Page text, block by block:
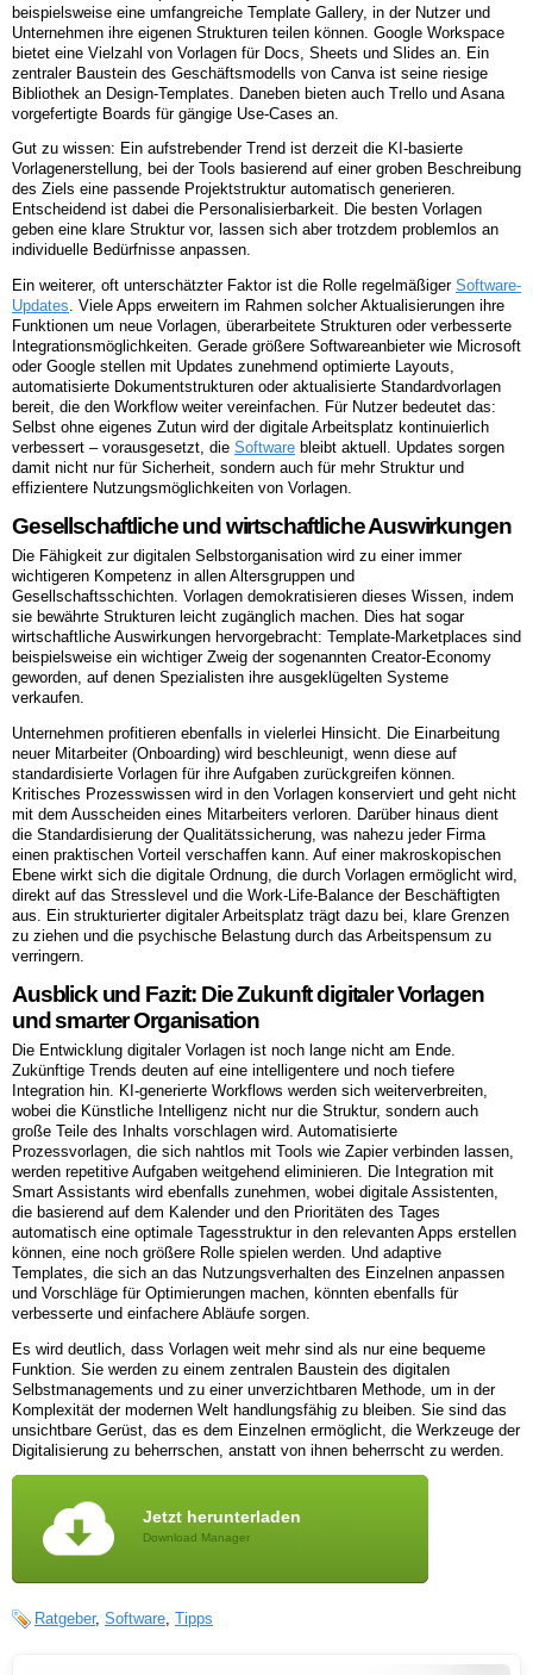
beispielsweise eine umfangreiche Template Gallery, in der Nutzer und
Unternehmen ihre eigenen Strukturen teilen können. Google Workspace
bietet eine Vielzahl von Vorlagen für Docs, Sheets und Slides an. Ein
zentraler Baustein des Geschäftsmodells von Canva ist seine riesige
Bibliothek an Design-Templates. Daneben bieten auch Trello und Asana
vorgefertigte Boards für gängige Use-Cases an.
Gut zu wissen: Ein aufstrebender Trend ist derzeit die KI-basierte
Vorlagenerstellung, bei der Tools basierend auf einer groben Beschreibung
des Ziels eine passende Projektstruktur automatisch generieren.
Entscheidend ist dabei die Personalisierbarkeit. Die besten Vorlagen
geben eine klare Struktur vor, lassen sich aber trotzdem problemlos an
individuelle Bedürfnisse anpassen.
Ein weiterer, oft unterschätzter Faktor ist die Rolle regelmäßiger Software-
Updates. Viele Apps erweitern im Rahmen solcher Aktualisierungen ihre
Funktionen um neue Vorlagen, überarbeitete Strukturen oder verbesserte
Integrationsmöglichkeiten. Gerade größere Softwareanbieter wie Microsoft
oder Google stellen mit Updates zunehmend optimierte Layouts,
automatisierte Dokumentstrukturen oder aktualisierte Standardvorlagen
bereit, die den Workflow weiter vereinfachen. Für Nutzer bedeutet das:
Selbst ohne eigenes Zutun wird der digitale Arbeitsplatz kontinuierlich
verbessert – vorausgesetzt, die Software bleibt aktuell. Updates sorgen
damit nicht nur für Sicherheit, sondern auch für mehr Struktur und
effizientere Nutzungsmöglichkeiten von Vorlagen.
Gesellschaftliche und wirtschaftliche Auswirkungen
Die Fähigkeit zur digitalen Selbstorganisation wird zu einer immer
wichtigeren Kompetenz in allen Altersgruppen und
Gesellschaftsschichten. Vorlagen demokratisieren dieses Wissen, indem
sie bewährte Strukturen leicht zugänglich machen. Dies hat sogar
wirtschaftliche Auswirkungen hervorgebracht: Template-Marketplaces sind
beispielsweise ein wichtiger Zweig der sogenannten Creator-Economy
geworden, auf denen Spezialisten ihre ausgeklügelten Systeme
verkaufen.
Unternehmen profitieren ebenfalls in vielerlei Hinsicht. Die Einarbeitung
neuer Mitarbeiter (Onboarding) wird beschleunigt, wenn diese auf
standardisierte Vorlagen für ihre Aufgaben zurückgreifen können.
Kritisches Prozesswissen wird in den Vorlagen konserviert und geht nicht
mit dem Ausscheiden eines Mitarbeiters verloren. Darüber hinaus dient
die Standardisierung der Qualitätssicherung, was nahezu jeder Firma
einen praktischen Vorteil verschaffen kann. Auf einer makroskopischen
Ebene wirkt sich die digitale Ordnung, die durch Vorlagen ermöglicht wird,
direkt auf das Stresslevel und die Work-Life-Balance der Beschäftigten
aus. Ein strukturierter digitaler Arbeitsplatz trägt dazu bei, klare Grenzen
zu ziehen und die psychische Belastung durch das Arbeitspensum zu
verringern.
Ausblick und Fazit: Die Zukunft digitaler Vorlagen
und smarter Organisation
Die Entwicklung digitaler Vorlagen ist noch lange nicht am Ende.
Zukünftige Trends deuten auf eine intelligentere und noch tiefere
Integration hin. KI-generierte Workflows werden sich weiterverbreiten,
wobei die Künstliche Intelligenz nicht nur die Struktur, sondern auch
große Teile des Inhalts vorschlagen wird. Automatisierte
Prozessvorlagen, die sich nahtlos mit Tools wie Zapier verbinden lassen,
werden repetitive Aufgaben weitgehend eliminieren. Die Integration mit
Smart Assistants wird ebenfalls zunehmen, wobei digitale Assistenten,
die basierend auf dem Kalender und den Prioritäten des Tages
automatisch eine optimale Tagesstruktur in den relevanten Apps erstellen
können, eine noch größere Rolle spielen werden. Und adaptive
Templates, die sich an das Nutzungsverhalten des Einzelnen anpassen
und Vorschläge für Optimierungen machen, könnten ebenfalls für
verbesserte und einfachere Abläufe sorgen.
Es wird deutlich, dass Vorlagen weit mehr sind als nur eine bequeme
Funktion. Sie werden zu einem zentralen Baustein des digitalen
Selbstmanagements und zu einer unverzichtbaren Methode, um in der
Komplexität der modernen Welt handlungsfähig zu bleiben. Sie sind das
unsichtbare Gerüst, das es dem Einzelnen ermöglicht, die Werkzeuge der
Digitalisierung zu beherrschen, anstatt von ihnen beherrscht zu werden.
Jetzt herunterladen
Download Manager
Ratgeber, Software, Tipps